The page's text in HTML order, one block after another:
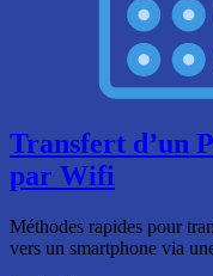
Transfert d’un
par Wifi
Méthodes rapides pour
vers un smartphone via